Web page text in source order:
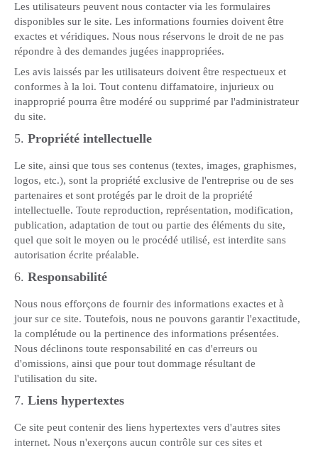
Les utilisateurs peuvent nous contacter via les formulaires
disponibles sur le site. Les informations fournies doivent être
exactes et véridiques. Nous nous réservons le droit de ne pas
répondre à des demandes jugées inappropriées.
Les avis laissés par les utilisateurs doivent être respectueux et
conformes à la loi. Tout contenu diffamatoire, injurieux ou
inapproprié pourra être modéré ou supprimé par l'administrateur
du site.
5. Propriété intellectuelle
Le site, ainsi que tous ses contenus (textes, images, graphismes,
logos, etc.), sont la propriété exclusive de l'entreprise ou de ses
partenaires et sont protégés par le droit de la propriété
intellectuelle. Toute reproduction, représentation, modification,
publication, adaptation de tout ou partie des éléments du site,
quel que soit le moyen ou le procédé utilisé, est interdite sans
autorisation écrite préalable.
6. Responsabilité
Nous nous efforçons de fournir des informations exactes et à
jour sur ce site. Toutefois, nous ne pouvons garantir l'exactitude,
la complétude ou la pertinence des informations présentées.
Nous déclinons toute responsabilité en cas d'erreurs ou
d'omissions, ainsi que pour tout dommage résultant de
l'utilisation du site.
7. Liens hypertextes
Ce site peut contenir des liens hypertextes vers d'autres sites
internet. Nous n'exerçons aucun contrôle sur ces sites et